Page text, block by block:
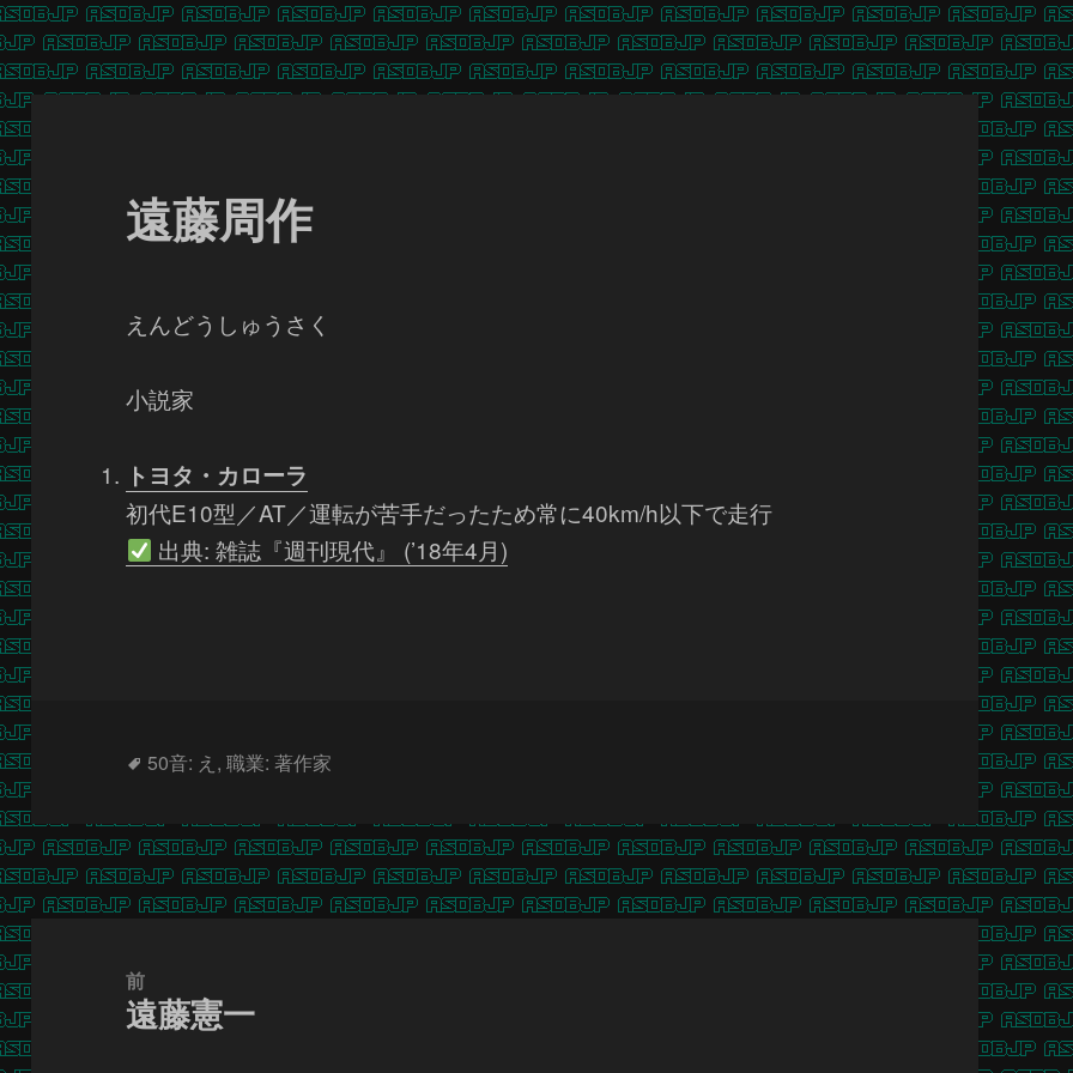
遠藤周作
えんどうしゅうさく
小説家
トヨタ・カローラ
初代E10型／AT／運転が苦手だったため常に40km/h以下で走行
出典: 雑誌『週刊現代』 (’18年4月)
タ
50音: え ,職業: 著作家
投
稿
ナ
ビ
前
前
遠藤憲一